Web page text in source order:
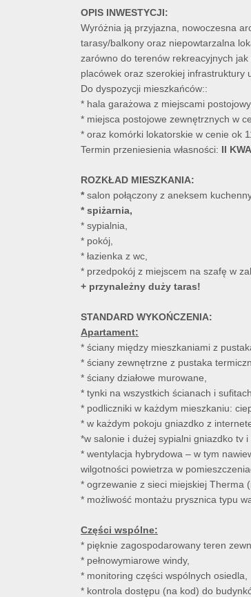
OPIS INWESTYCJI:
Wyróżnia ją przyjazna, nowoczesna
tarasy/balkony oraz niepowtarzalna
zarówno do terenów rekreacyjnych
placówek oraz szerokiej infrastruktury
Do dyspozycji mieszkańców::
* hala garażowa z miejscami
* miejsca postojowe zewnętrznych w
* oraz komórki lokatorskie w cenie ok
Termin przeniesienia własności: II
ROZKŁAD MIESZKANIA:
*salon połączony z aneksem
* spiżarnia,
* sypialnia,
* pokój,
* łazienka z wc,
* przedpokój z miejscem na szafę w
+ przynależny duży taras!
STANDARD WYKOŃCZENIA:
Apartament:
* ściany między mieszkaniami z
* ściany zewnętrzne z pustaka
* ściany działowe murowane,
* tynki na wszystkich ścianach i sufitach,
* podliczniki w każdym mieszkaniu:
* w każdym pokoju gniazdko z
*w salonie i dużej sypialni gniazdko tv i
* wentylacja hybrydowa – w tym
wilgotności powietrza w
* ogrzewanie z sieci miejskiej Therma
* możliwość montażu prysznica typu
Części wspólne:
* pięknie zagospodarowany teren
* pełnowymiarowe windy,
* monitoring części wspólnych osiedla,
* kontrola dostępu (na kod) do